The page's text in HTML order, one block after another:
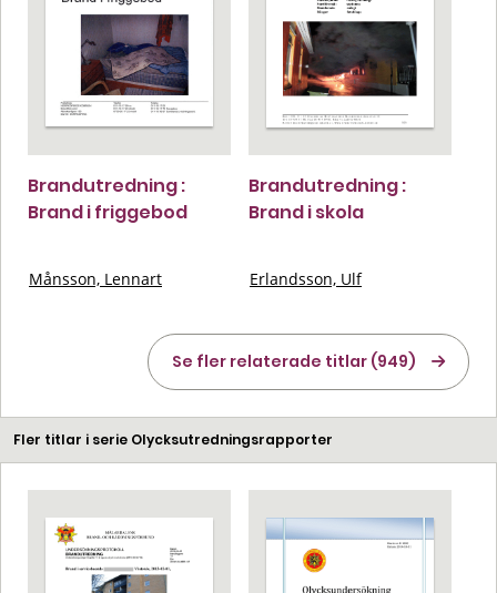
Brandutredning :
Brand i friggebod
Månsson, Lennart
Brandutredning :
Brand i skola
Erlandsson, Ulf
Se fler relaterade titlar (949)
Fler titlar i serie Olycksutredningsrapporter